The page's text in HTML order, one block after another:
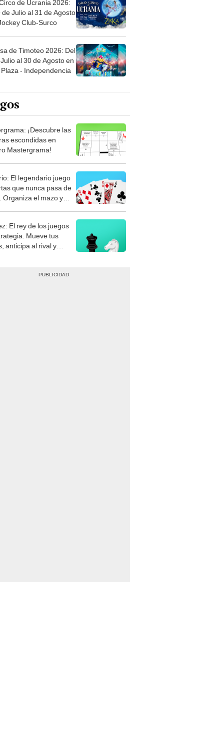
de Ucrania 2026:
de Julio al 31 de Agosto
Club-Surco
de Timoteo 2026: Del
al 30 de Agosto en
- Independencia
¡Descubre las
escondidas en
Mastergrama!
El legendario juego
que nunca pasa de
Organiza el mazo y
El rey de los juegos
Mueve tus
anticipa al rival y